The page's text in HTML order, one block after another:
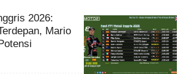
2026:
Mario